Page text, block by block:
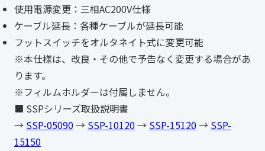
使用電源変更：三相AC200V仕様
ケーブル延長：各種ケーブルが延長可能
フットスイッチをオルタネイト式に変更可能
※本仕様は、改良・その他で予告なく変更する場合があ
ります。
※フィルムホルダーは付属しません。
■ SSPシリーズ取扱説明書
→ SSP-05090→ SSP-10120→ SSP-15120→ SSP-
15150